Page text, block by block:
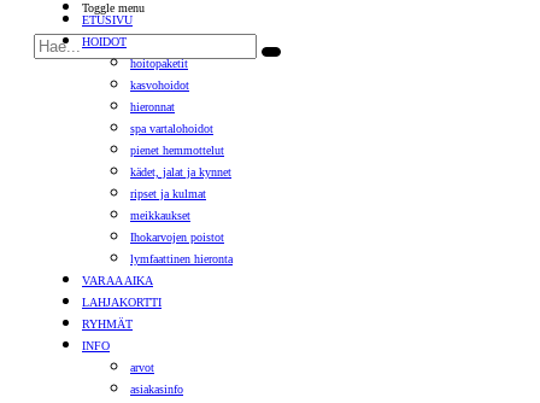
Toggle menu
ETUSIVU
HOIDOT
hoitopaketit
kasvohoidot
hieronnat
spa vartalohoidot
pienet hemmottelut
kädet, jalat ja kynnet
ripset ja kulmat
meikkaukset
Ihokarvojen poistot
lymfaattinen hieronta
VARAA AIKA
LAHJAKORTTI
RYHMÄT
INFO
arvot
asiakasinfo